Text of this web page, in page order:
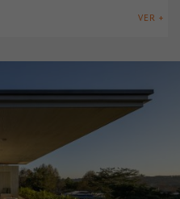
VER +